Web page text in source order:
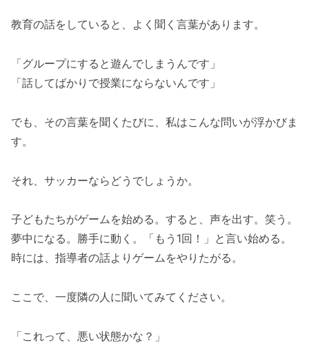
教育の話をしていると、よく聞く言葉があります。
「グループにすると遊んでしまうんです」
「話してばかりで授業にならないんです」
でも、その言葉を聞くたびに、私はこんな問いが浮かびま
す。
それ、サッカーならどうでしょうか。
子どもたちがゲームを始める。すると、声を出す。笑う。
夢中になる。勝手に動く。「もう1回！」と言い始める。
時には、指導者の話よりゲームをやりたがる。
ここで、一度隣の人に聞いてみてください。
「これって、悪い状態かな？」